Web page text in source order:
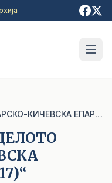
† ПРОМОЦИЈА НА ДЕЛОТО „ДЕБАРСКО-КИЧЕВСКА ЕПАРХИЈА (1967-2017)“